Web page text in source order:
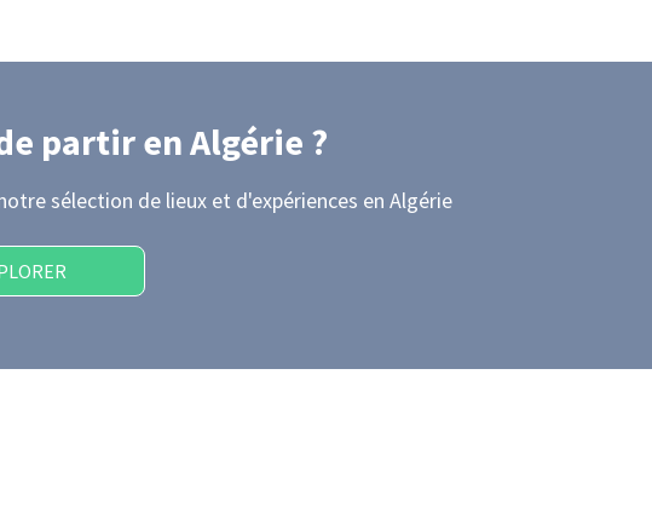
partiren Algérie ?
sélection de lieux et d'expériences en Algérie